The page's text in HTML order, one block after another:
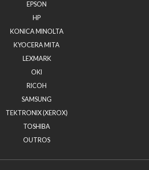
EPSON
HP
KONICA MINOLTA
KYOCERA MITA
LEXMARK
OKI
RICOH
SAMSUNG
TEKTRONIX (XEROX)
TOSHIBA
OUTROS